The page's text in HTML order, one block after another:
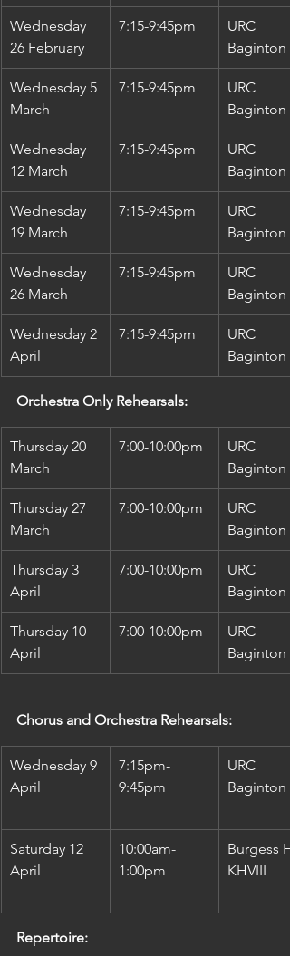
Wednesday
26 February
7:15-9:45pm
URC
Baginton
Wednesday 5
March
7:15-9:45pm
URC
Baginton
Wednesday
12 March
7:15-9:45pm
URC
Baginton
Wednesday
19 March
7:15-9:45pm
URC
Baginton
Wednesday
26 March
7:15-9:45pm
URC
Baginton
Wednesday 2
April
7:15-9:45pm
URC
Baginton
Orchestra Only Rehearsals:
Thursday 20
March
7:00-10:00pm
URC
Baginton
Thursday 27
March
7:00-10:00pm
URC
Baginton
Thursday 3
April
7:00-10:00pm
URC
Baginton
Thursday 10
April
7:00-10:00pm
URC
Baginton
Chorus and Orchestra Rehearsals:
Wednesday 9
April
7:15pm-
9:45pm
URC
Baginton
Saturday 12
April
10:00am-
1:00pm
Burgess
KHVIII
Repertoire: